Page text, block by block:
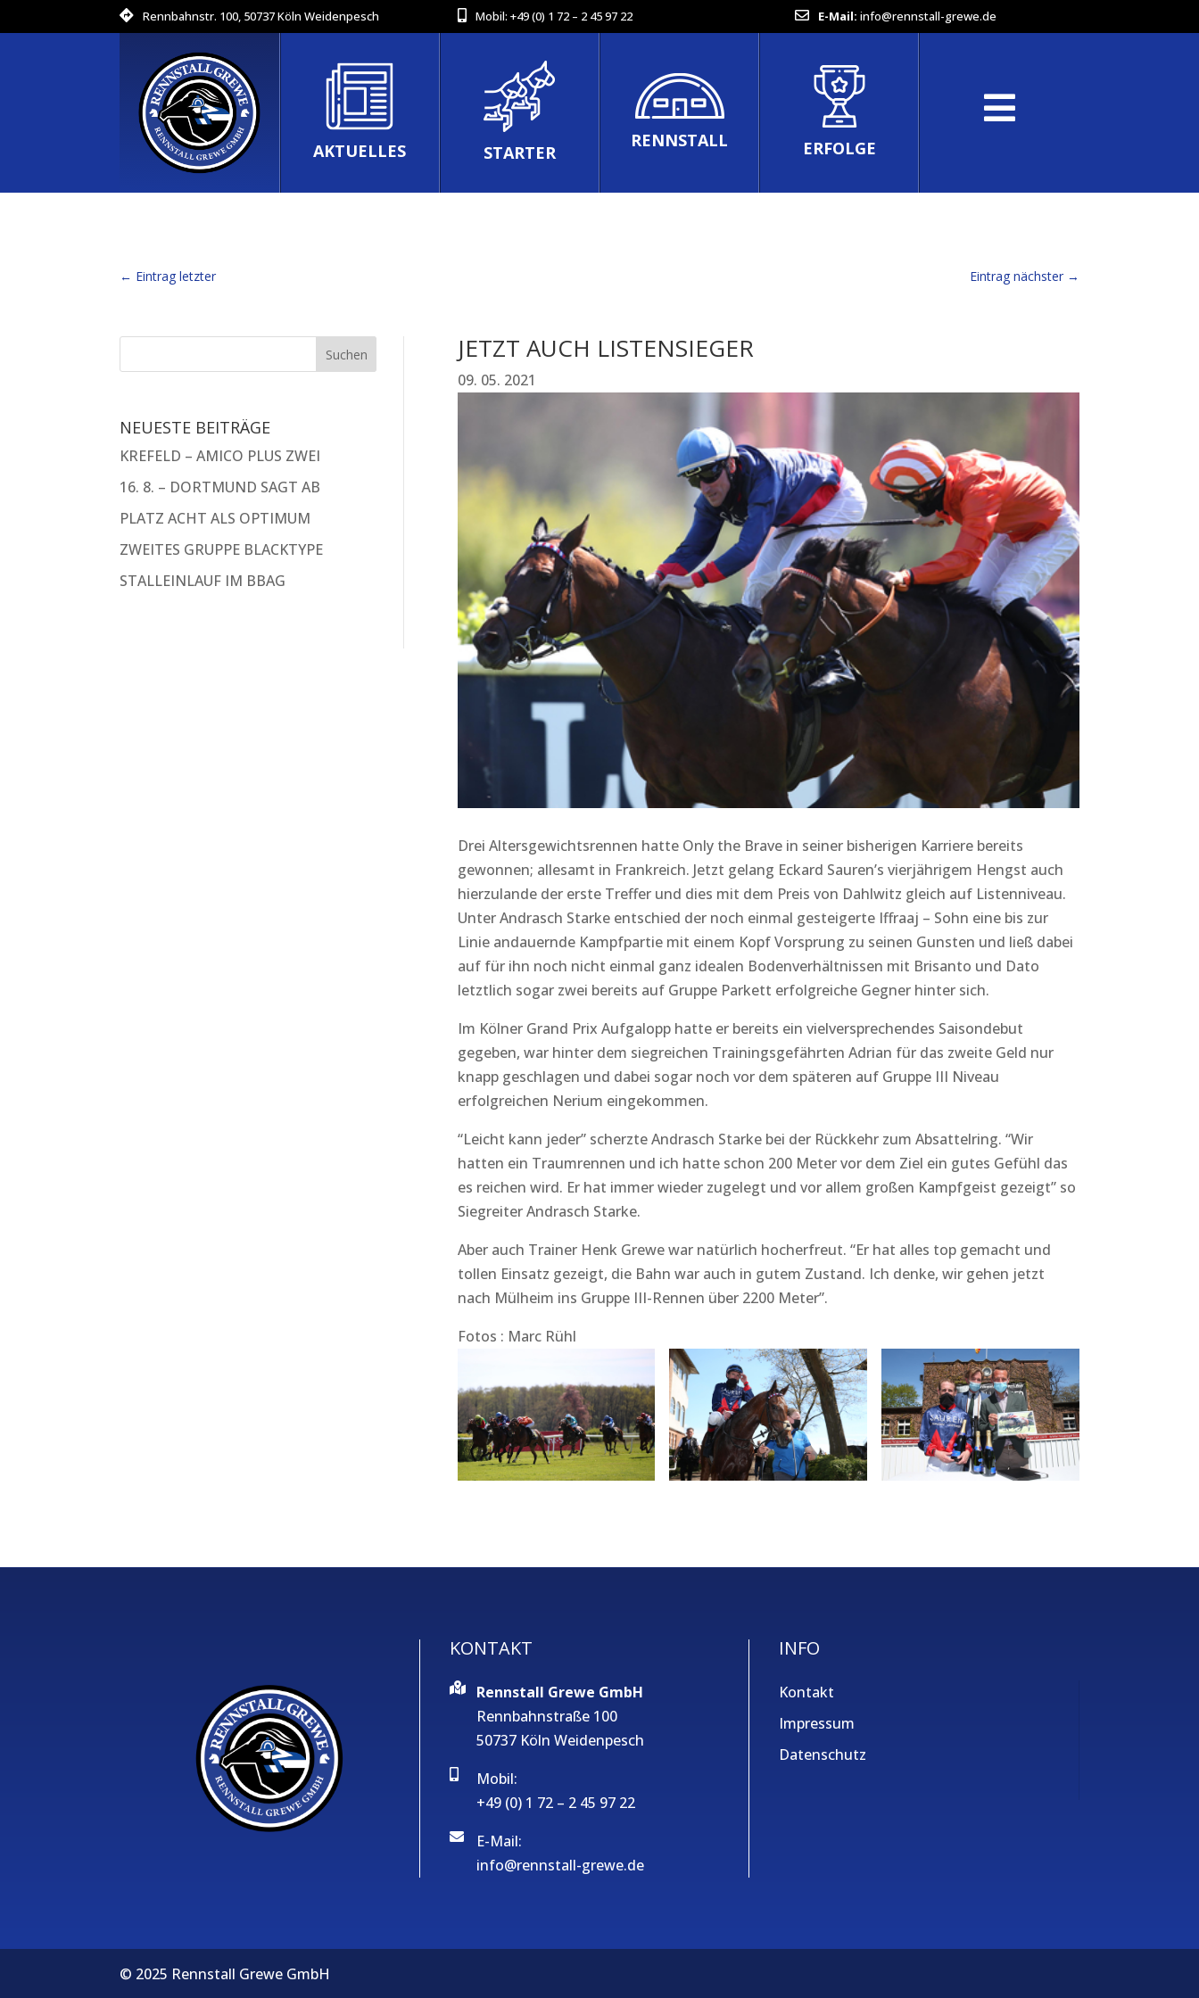
Rennbahnstr. 100, 50737 Köln Weidenpesch Mobil: +49 (0) 1 72 – 2 45 97 22 E-Mail: info@rennstall-grewe.de
AKTUELLES STARTER
RENNSTALL ERFOLGE
← Eintrag letzter Eintrag nächster→
NEUESTE BEITRÄGE
KREFELD – AMICO PLUS ZWEI
16. 8. – DORTMUND SAGT AB
PLATZ ACHT ALS OPTIMUM
ZWEITES GRUPPE BLACKTYPE
STALLEINLAUF IM BBAG
JETZT AUCH LISTENSIEGER
09. 05. 2021
Drei Altersgewichtsrennen hatte Only the Brave in seiner bisherigen Karriere bereits
gewonnen; allesamt in Frankreich. Jetzt gelang Eckard Sauren’s vierjährigem Hengst auch
hierzulande der erste Treffer und dies mit dem Preis von Dahlwitz gleich auf Listenniveau.
Unter Andrasch Starke entschied der noch einmal gesteigerte Iffraaj – Sohn eine bis zur
Linie andauernde Kampfpartie mit einem Kopf Vorsprung zu seinen Gunsten und ließ dabei
auf für ihn noch nicht einmal ganz idealen Bodenverhältnissen mit Brisanto und Dato
letztlich sogar zwei bereits auf Gruppe Parkett erfolgreiche Gegner hinter sich.
Im Kölner Grand Prix Aufgalopp hatte er bereits ein vielversprechendes Saisondebut
gegeben, war hinter dem siegreichen Trainingsgefährten Adrian für das zweite Geld nur
knapp geschlagen und dabei sogar noch vor dem späteren auf Gruppe III Niveau
erfolgreichen Nerium eingekommen.
“Leicht kann jeder” scherzte Andrasch Starke bei der Rückkehr zum Absattelring. “Wir
hatten ein Traumrennen und ich hatte schon 200 Meter vor dem Ziel ein gutes Gefühl das
es reichen wird. Er hat immer wieder zugelegt und vor allem großen Kampfgeist gezeigt” so
Siegreiter Andrasch Starke.
Aber auch Trainer Henk Grewe war natürlich hocherfreut. “Er hat alles top gemacht und
tollen Einsatz gezeigt, die Bahn war auch in gutem Zustand. Ich denke, wir gehen jetzt
nach Mülheim ins Gruppe III-Rennen über 2200 Meter”.
Fotos : Marc Rühl
KONTAKT
Rennstall Grewe GmbH
Rennbahnstraße 100
50737 Köln Weidenpesch
Mobil:
+49 (0) 1 72 – 2 45 97 22
E-Mail:
info@rennstall-grewe.de
INFO
Kontakt
Impressum
Datenschutz
© 2025 Rennstall Grewe GmbH